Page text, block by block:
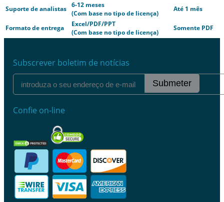
Suporte de analistas 6-12 meses
(Com base no tipo de licença)
Até 1 mês
Formato de entrega
Excel/PDF/PPT
(Com base no tipo de licença)
Somente PDF
Subscrever boletim de notícias
Submeter
Confie on-line